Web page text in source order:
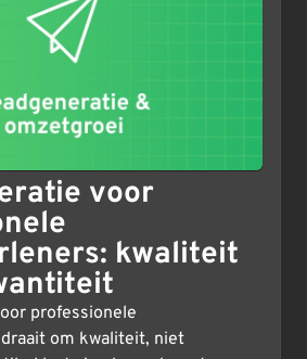
voor
kwaliteit
professionele
om kwaliteit, niet